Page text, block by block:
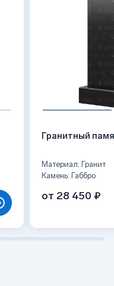
Гранитный
Материал: Гранит
Камень: Габбро
от 28 450 ₽